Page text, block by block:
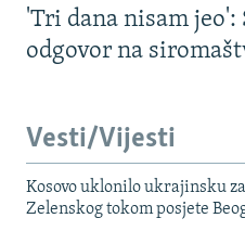
'Tri dana nisam
odgovor na
Vesti/Vijesti
Kosovo uklonilo ukrajinsku
Zelenskog tokom posjete